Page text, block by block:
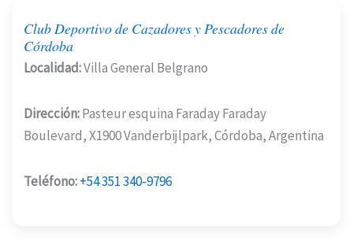
Club Deportivo de Cazadores y Pescadores de
Córdoba
Localidad:Villa General Belgrano
Dirección:Pasteur esquina Faraday Faraday
Boulevard, X1900 Vanderbijlpark, Córdoba, Argentina
Teléfono:+54 351 340-9796